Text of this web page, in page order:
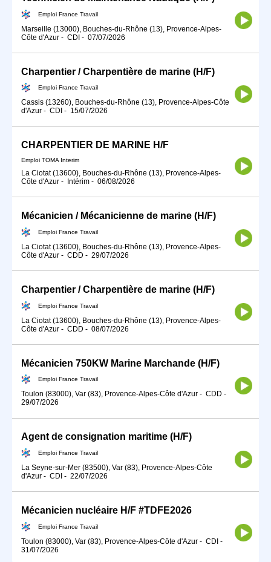
Emploi France Travail
Marseille (13000), Bouches-du-Rhône (13), Provence-Alpes-
Côte d'Azur - CDI - 07/07/2026
Charpentier / Charpentière de marine (H/F)
Emploi France Travail
Cassis (13260), Bouches-du-Rhône (13), Provence-Alpes-Côte
d'Azur - CDI - 15/07/2026
CHARPENTIER DE MARINE H/F
Emploi TOMA Interim
La Ciotat (13600), Bouches-du-Rhône (13), Provence-Alpes-
Côte d'Azur - Intérim - 06/08/2026
Mécanicien / Mécanicienne de marine (H/F)
Emploi France Travail
La Ciotat (13600), Bouches-du-Rhône (13), Provence-Alpes-
Côte d'Azur - CDD - 29/07/2026
Charpentier / Charpentière de marine (H/F)
Emploi France Travail
La Ciotat (13600), Bouches-du-Rhône (13), Provence-Alpes-
Côte d'Azur - CDD - 08/07/2026
Mécanicien 750KW Marine Marchande (H/F)
Emploi France Travail
Toulon (83000), Var (83), Provence-Alpes-Côte d'Azur - CDD -
29/07/2026
Agent de consignation maritime (H/F)
Emploi France Travail
La Seyne-sur-Mer (83500), Var (83), Provence-Alpes-Côte
d'Azur - CDI - 22/07/2026
Mécanicien nucléaire H/F #TDFE2026
Emploi France Travail
Toulon (83000), Var (83), Provence-Alpes-Côte d'Azur - CDI -
31/07/2026